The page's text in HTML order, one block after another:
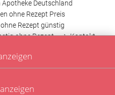
Deutschland
ohne Rezept Preis
Rezept günstig
ohne Rezept
Kontakt